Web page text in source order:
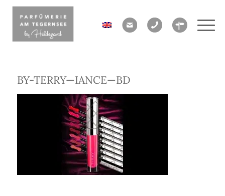
BY-TERRY—IANCE—BD